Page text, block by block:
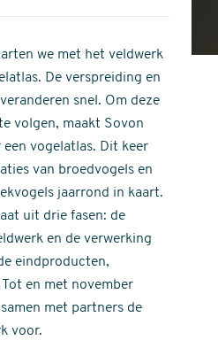
we met het veldwerk
De verspreiding en
snel. Om deze
volgen, maakt Sovon
een vogelatlas. Dit keer
van broedvogels en
jaarrond in kaart.
uit drie fasen: de
en de verwerking
eindproducten,
en met november
met partners de
voor.